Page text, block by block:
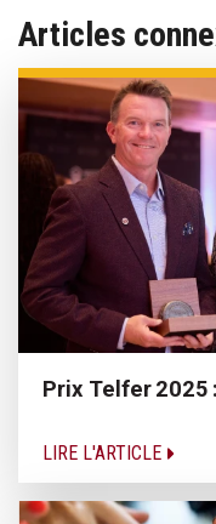
Articles
Prix Telfer 2025
LIRE L'ARTICLE